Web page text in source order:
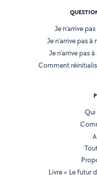
Je n'arrive
Je n'arrive pas
Je n'arrive pas
Comment
Qui
Livre « Le futur